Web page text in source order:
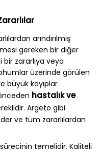
arındırılmış
gereken bir diğer
zararlıya veya
üzerinde görülen
büyük kayıplar
hastalık ve
Argeto gibi
ve tüm zararlılardan
temelidir. Kaliteli